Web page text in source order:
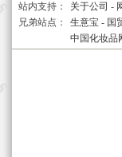
站内支持： 关于公司 -
兄弟站点：
生意宝 - 国
中国化妆品